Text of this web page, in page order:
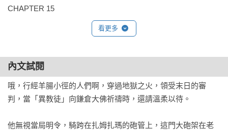
CHAPTER 15
看更多
內文試閱
哦，行經羊腸小徑的人們啊，穿過地獄之火，領受末日的審
判，當「異教徒」向鎌倉大佛祈禱時，還請溫柔以待。
他無視當局明令，騎跨在扎姆扎瑪的砲管上，這門大砲架在老